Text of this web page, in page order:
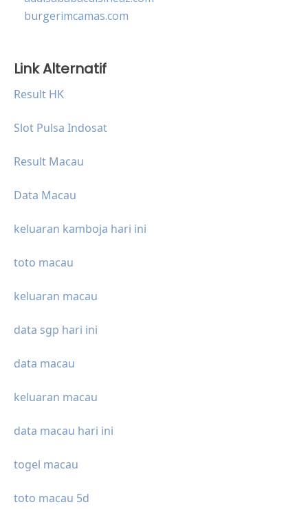
burgerimcamas.com
Link Alternatif
Result HK
Slot Pulsa Indosat
Result Macau
Data Macau
keluaran kamboja hari ini
toto macau
keluaran macau
data sgp hari ini
data macau
keluaran macau
data macau hari ini
togel macau
toto macau 5d